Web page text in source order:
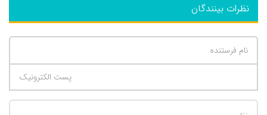
نظرات بینندگان